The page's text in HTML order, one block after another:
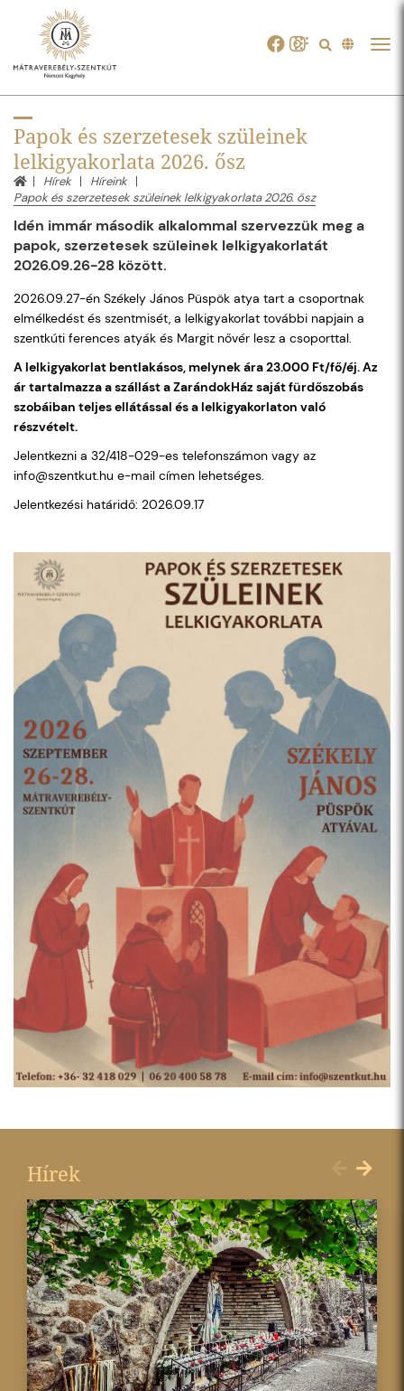
Papok és szerzetesek szüleinek
lelkigyakorlata 2026. ősz
Hírek
Híreink
Papok és szerzetesek szüleinek lelkigyakorlata 2026. ősz
Idén immár második alkalommal szervezzük meg a
papok, szerzetesek szüleinek lelkigyakorlatát
2026.09.26-28 között.
2026.09.27-én Székely János Püspök atya tart a csoportnak
elmélkedést és szentmisét, a lelkigyakorlat további napjain a
szentkúti ferences atyák és Margit nővér lesz a csoporttal.
A lelkigyakorlat bentlakásos, melynek ára 23.000 Ft/fő/éj. Az
ár tartalmazza a szállást a ZarándokHáz saját fürdőszobás
szobáiban teljes ellátással és a lelkigyakorlaton való
részvételt.
Jelentkezni a 32/418-029-es telefonszámon vagy az
info@szentkut.hu e-mail címen lehetséges.
Jelentkezési határidő: 2026.09.17
Hírek